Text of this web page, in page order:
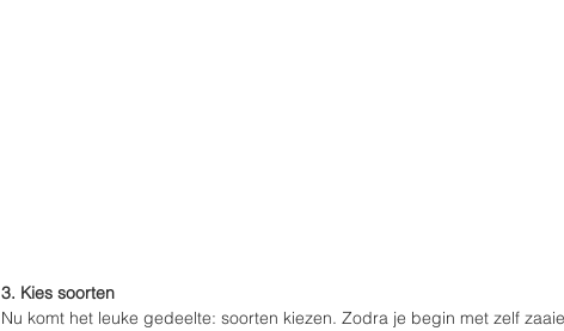
3. Kies soorten
Nu komt het leuke gedeelte: soorten kiezen. Zodra je begin met zelf